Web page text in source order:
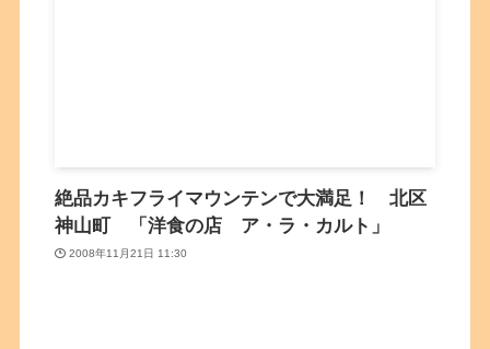
絶品カキフライマウンテンで大満足！ 北区
神山町 「洋食の店 ア・ラ・カルト」
2008年11月21日 11:30